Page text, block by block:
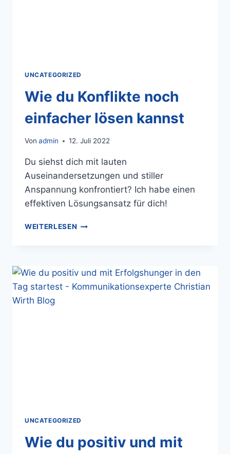
UNCATEGORIZED
Wie du Konflikte noch
einfacher lösen kannst
Von admin 12. Juli 2022
Du siehst dich mit lauten
Auseinandersetzungen und stiller
Anspannung konfrontiert? Ich habe einen
effektiven Lösungsansatz für dich!
WEITERLESEN
UNCATEGORIZED
Wie du positiv und mit